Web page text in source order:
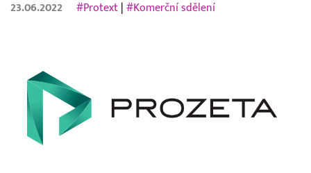
23.06.2022 #Protext |#Komerční sdělení